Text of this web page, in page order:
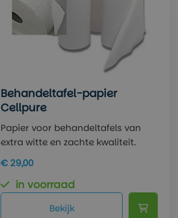
Behandeltafel-papier
Cellpure
Papier voor behandeltafels van
extra witte en zachte kwaliteit.
€ 29,00
in voorraad
Bekijk